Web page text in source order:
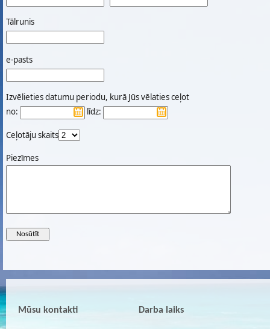
Tālrunis
e-pasts
Izvēlieties datumu periodu, kurā Jūs vēlaties ceļot
no:
līdz:
Ceļotāju skaits
Piezīmes
Mūsu kontakti Darba laiks